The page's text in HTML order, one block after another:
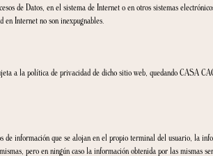
lectura mecánica para su transmisión a otro responsable.